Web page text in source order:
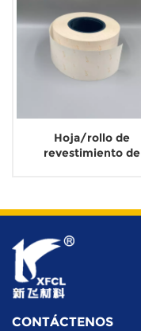
Hoja/rollo de
revestimiento de
CONTÁCTENOS